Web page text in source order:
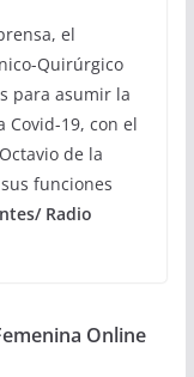
el
Quirúrgico
para asumir la
Covid-19, con el
de la
funciones
Radio
Online